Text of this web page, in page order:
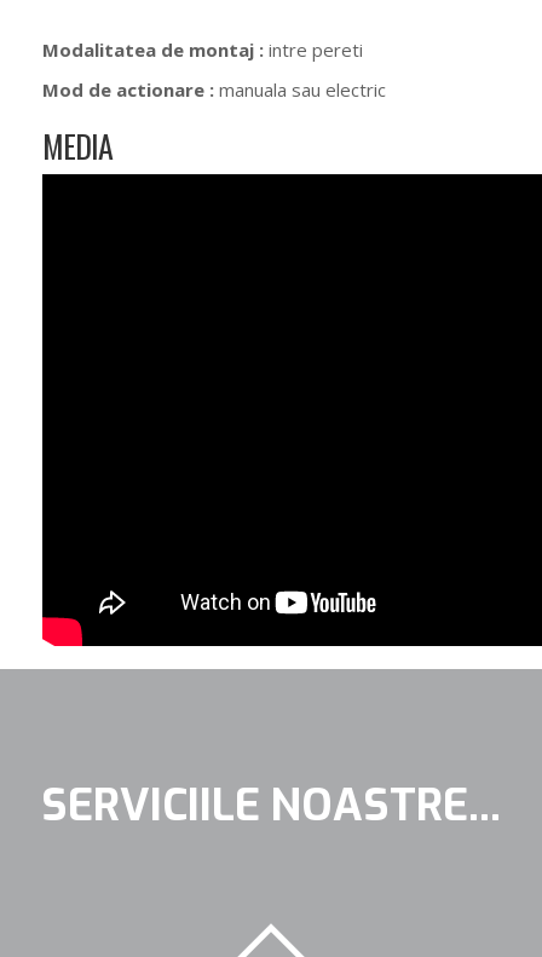
Modalitatea de montaj : intre pereti
Mod de actionare : manuala sau electric
MEDIA
SERVICIILE NOASTRE...